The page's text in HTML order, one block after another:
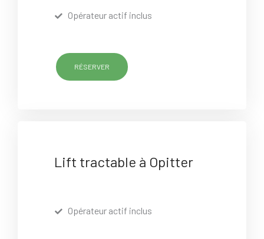
Opérateur actif inclus
RÉSERVER
Lift tractable à Opitter
Opérateur actif inclus